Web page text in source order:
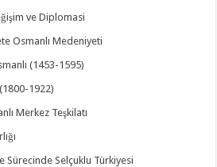
ve Diplomasi
Osmanlı Medeniyeti
(1453-1595)
1922)
Merkez Teşkilatı
Sürecinde Selçuklu Türkiyesi